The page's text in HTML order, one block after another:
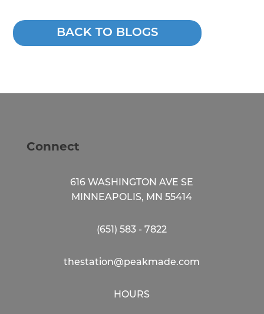
BACK TO BLOGS
Connect
616 WASHINGTON AVE SE
MINNEAPOLIS, MN 55414
(651) 583 - 7822
thestation@peakmade.com
HOURS